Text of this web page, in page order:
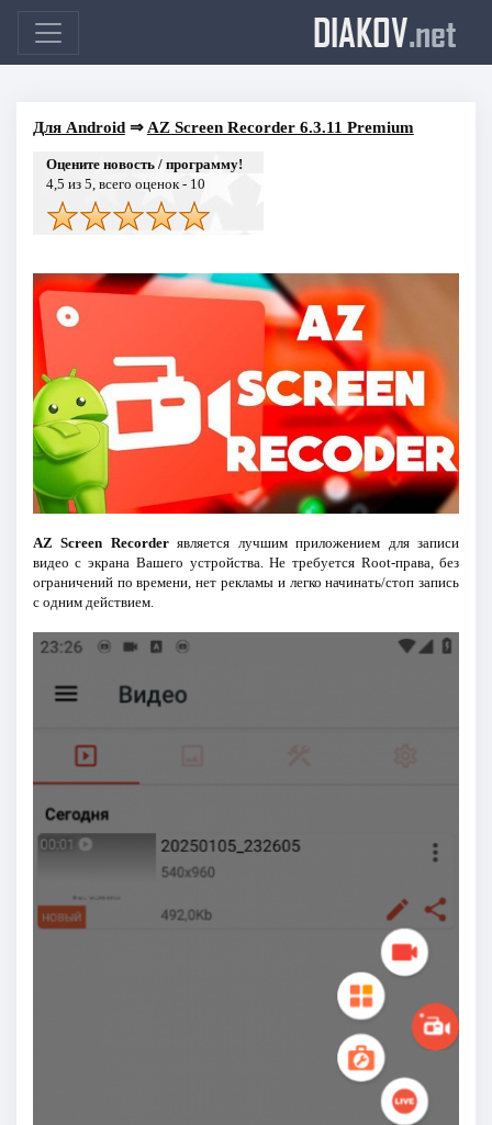
DIAKOV.net
Для Android⇒ AZ Screen Recorder 6.3.11 Premium
Оцените новость / программу!
4,5 из 5, всего оценок - 10
AZ Screen Recorderявляется лучшим приложением для записи
видео с экрана Вашего устройства. Не требуется Root-права, без
ограничений по времени, нет рекламы и легко начинать/стоп запись
с одним действием.